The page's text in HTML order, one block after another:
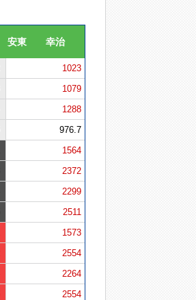
安東 幸治
1023
1079
1288
976.7
1564
2372
2299
2511
1573
2554
2264
2554